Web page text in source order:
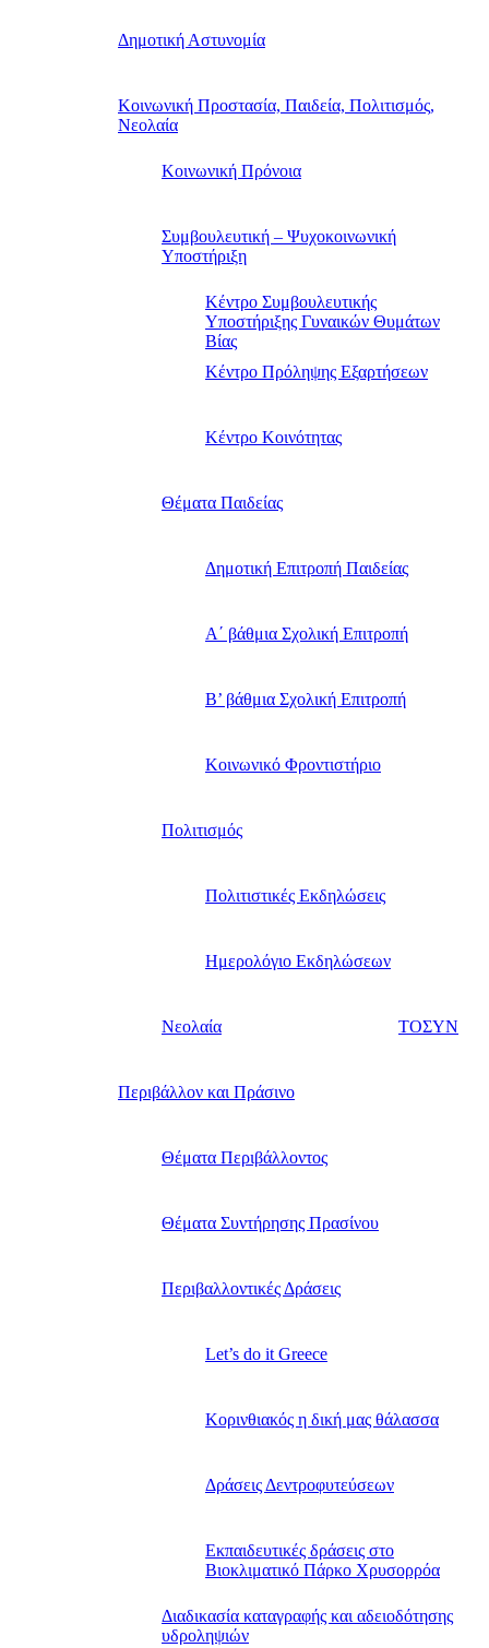
Δημοτική Αστυνομία
Κοινωνική Προστασία, Παιδεία, Πολιτισμός,
Νεολαία
Κοινωνική Πρόνοια
Συμβουλευτική – Ψυχοκοινωνική
Υποστήριξη
Κέντρο Συμβουλευτικής
Υποστήριξης Γυναικών Θυμάτων
Βίας
Κέντρο Πρόληψης Εξαρτήσεων
Κέντρο Κοινότητας
Θέματα Παιδείας
Δημοτική Επιτροπή Παιδείας
Α΄ βάθμια Σχολική Επιτροπή
B’ βάθμια Σχολική Επιτροπή
Κοινωνικό Φροντιστήριο
Πολιτισμός
Πολιτιστικές Εκδηλώσεις
Ημερολόγιο Εκδηλώσεων
Νεολαία ΤΟΣΥΝ
Περιβάλλον και Πράσινο
Θέματα Περιβάλλοντος
Θέματα Συντήρησης Πρασίνου
Περιβαλλοντικές Δράσεις
Let’s do it Greece
Kορινθιακός η δική μας θάλασσα
Δράσεις Δεντροφυτεύσεων
Εκπαιδευτικές δράσεις στο
Βιοκλιματικό Πάρκο Χρυσορρόα
Διαδικασία καταγραφής και αδειοδότησης
υδροληψιών